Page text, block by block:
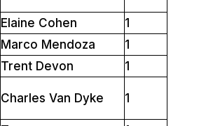
Elaine Cohen
1
Marco Mendoza
1
Trent Devon
1
Charles Van Dyke 1